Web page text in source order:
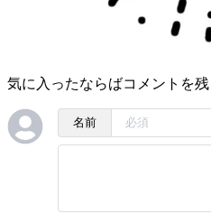
気に入ったならばコメントを
名前